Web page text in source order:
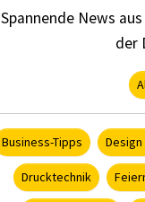
Spannende News
der
Business-Tipps
Drucktechnik